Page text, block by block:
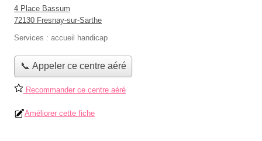
4 Place Bassum
72130 Fresnay-sur-Sarthe
Services : accueil handicap
📞 Appeler ce centre aéré
Recommander ce centre aéré
Améliorer cette fiche